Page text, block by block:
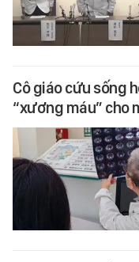
Cô giáo cứu sống
“xương máu” cho